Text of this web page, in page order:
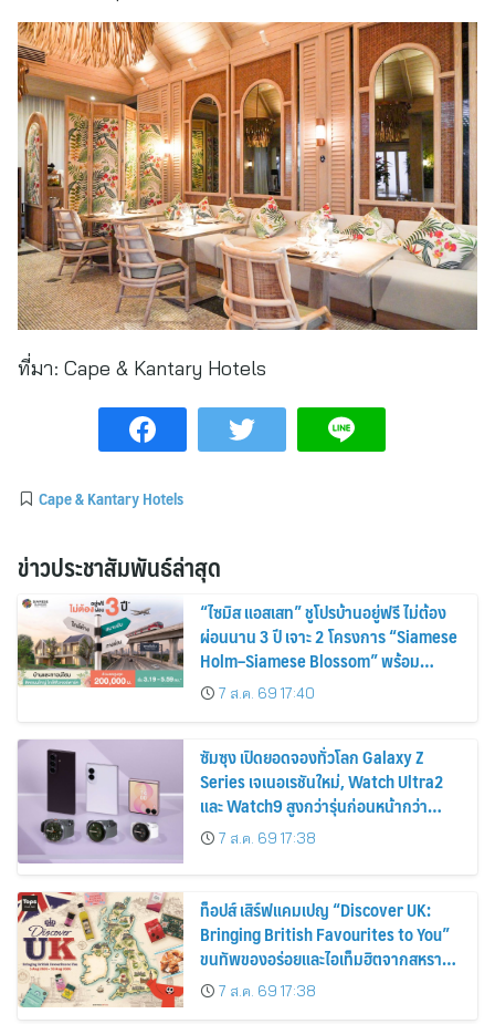
ที่มา: Cape & Kantary Hotels
Cape & Kantary Hotels
ข่าวประชาสัมพันธ์ล่าสุด
“ไซมิส แอสเสท” ชูโปรบ้านอยู่ฟรี ไม่ต้อง
ผ่อนนาน 3 ปี เจาะ 2 โครงการ “Siamese
Holm–Siamese Blossom” พร้อม
ส่วนลดและสิทธิพิเศษถึง 31 สิงหาคม
2569
7 ส.ค. 69 17:40
ซัมซุง เปิดยอดจองทั่วโลก Galaxy Z
Series เจเนอเรชันใหม่, Watch Ultra2
และ Watch9 สูงกว่ารุ่นก่อนหน้ากว่า
30%7 ส.ค. 69 17:38
ท็อปส์ เสิร์ฟแคมเปญ “Discover UK:
Bringing British Favourites to You”
ขนทัพของอร่อยและไอเท็มฮิตจากสหราช
อาณาจักร ส่งตรงถึงมือตั้งแต่วันนี้ – 18
สิงหาคมนี้
7 ส.ค. 69 17:38